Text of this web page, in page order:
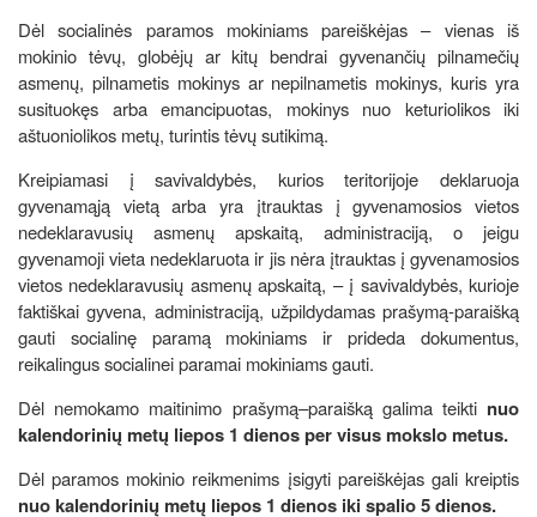
Dėl socialinės paramos mokiniams pareiškėjas – vienas iš
mokinio tėvų, globėjų ar kitų bendrai gyvenančių pilnamečių
asmenų, pilnametis mokinys ar nepilnametis mokinys, kuris yra
susituokęs arba emancipuotas, mokinys nuo keturiolikos iki
aštuoniolikos metų, turintis tėvų sutikimą.
Kreipiamasi į savivaldybės, kurios teritorijoje deklaruoja
gyvenamąją vietą arba yra įtrauktas į gyvenamosios vietos
nedeklaravusių asmenų apskaitą, administraciją, o jeigu
gyvenamoji vieta nedeklaruota ir jis nėra įtrauktas į gyvenamosios
vietos nedeklaravusių asmenų apskaitą, – į savivaldybės, kurioje
faktiškai gyvena, administraciją, užpildydamas prašymą-paraišką
gauti socialinę paramą mokiniams ir prideda dokumentus,
reikalingus socialinei paramai mokiniams gauti.
Dėl nemokamo maitinimo prašymą–paraišką galima teikti nuo
kalendorinių metų liepos 1 dienos per visus mokslo metus.
Dėl paramos mokinio reikmenims įsigyti pareiškėjas gali kreiptis
nuo kalendorinių metų liepos 1 dienos iki spalio 5 dienos.